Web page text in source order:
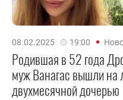
08.02.2025 19:00
Родившая в 52 года
муж Ванагас вышли на
двухмесячной дочерью